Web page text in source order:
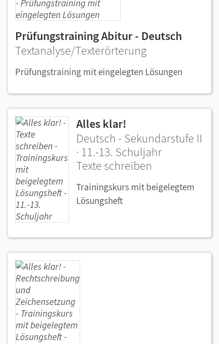
Prüfungstraining Abitur - Deutsch
Textanalyse/Texterörterung
Prüfungstraining mit eingelegten Lösungen
Alles klar!
Deutsch - Sekundarstufe II
· 11.-13. Schuljahr
Texte schreiben
Trainingskurs mit beigelegtem
Lösungsheft